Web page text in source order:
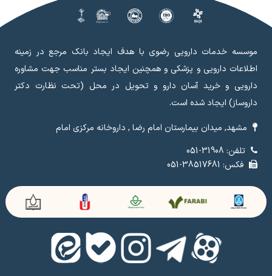
موسسه خدمات دارویی رضوی با هدف ایجاد بانک مرجع در زمینه
اطلاعات دارویی و پزشکی و همچنین ایجاد بستر مناسب جهت مشاوره
دارویی و خرید آسان دارو و تحویل در محل (تحت نظارت دکتر
داروساز) ایجاد شده است.
مشهد, میدان بیمارستان امام رضا , داروخانه مرکزی امام
تلفن: 31908-051
فکس: 38517681-051